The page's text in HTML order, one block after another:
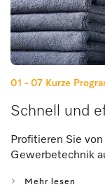
01 - 07 Kurze
Schnell und
Profitieren Sie
Gewerbetechnik
Mehr lesen